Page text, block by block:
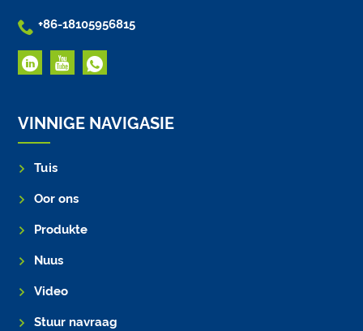
 +86-18105956815
VINNIGE NAVIGASIE
Tuis
Oor ons
Produkte
Nuus
Video
Stuur navraag